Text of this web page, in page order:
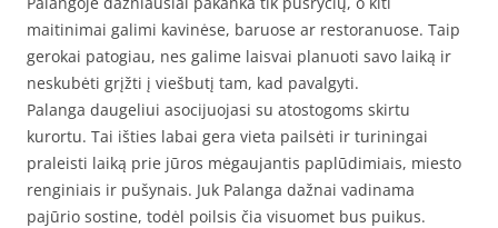
maitinimai galimi kavinėse, baruose ar restoranuose. Taip
gerokai patogiau, nes galime laisvai planuoti savo laiką ir
neskubėti grįžti į viešbutį tam, kad pavalgyti.
Palanga daugeliui asocijuojasi su atostogoms skirtu
kurortu. Tai išties labai gera vieta pailsėti ir turiningai
praleisti laiką prie jūros mėgaujantis paplūdimiais, miesto
renginiais ir pušynais. Juk Palanga dažnai vadinama
pajūrio sostine, todėl poilsis čia visuomet bus puikus.